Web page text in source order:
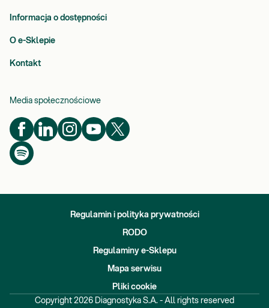
Informacja o dostępności
O e-Sklepie
Kontakt
Media społecznościowe
Regulamin i polityka prywatności
RODO
Regulaminy e-Sklepu
Mapa serwisu
Pliki cookie
Copyright 2026 Diagnostyka S.A. - All rights reserved